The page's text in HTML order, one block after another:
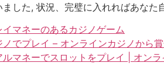
ました, 状況、完璧に入れればあなた
イマネーのあるカジノゲーム
ノでプレイ – オンラインカジノから
ルマネーでスロットをプレイ | オン